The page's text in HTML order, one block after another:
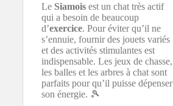
Le Siamois est un chat très actif
qui a besoin de beaucoup
d’exercice. Pour éviter qu’il ne
s’ennuie, fournir des jouets variés
et des activités stimulantes est
indispensable. Les jeux de chasse,
les balles et les arbres à chat sont
parfaits pour qu’il puisse dépenser
son énergie. 🎾